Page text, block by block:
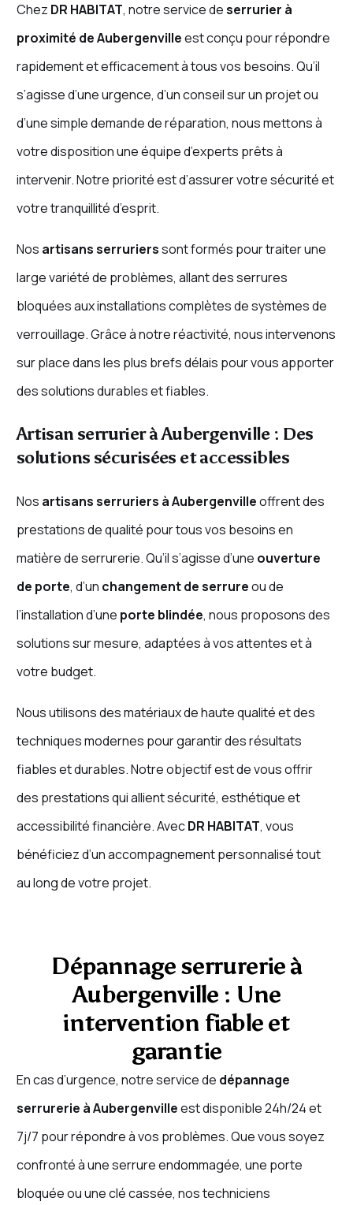
Chez DR HABITAT, notre service deserrurier à
proximité de Aubergenvilleest conçu pour répondre
rapidement et efficacement à tous vos besoins. Qu’il
s’agisse d’une urgence, d’un conseil sur un projet ou
d’une simple demande de réparation, nous mettons à
votre disposition une équipe d’experts prêts à
intervenir. Notre priorité est d’assurer votre sécurité et
votre tranquillité d’esprit.
Nos artisans serrurierssont formés pour traiter une
large variété de problèmes, allant des serrures
bloquées aux installations complètes de systèmes de
verrouillage. Grâce à notre réactivité, nous intervenons
sur place dans les plus brefs délais pour vous apporter
des solutions durables et fiables.
Artisan serrurier à Aubergenville : Des
solutions sécurisées et accessibles
Nos artisans serruriers à Aubergenvilleoffrent des
prestations de qualité pour tous vos besoins en
matière de serrurerie. Qu’il s’agisse d’une ouverture
de porte, d’un changement de serrureou de
l’installation d’une porte blindée, nous proposons des
solutions sur mesure, adaptées à vos attentes et à
votre budget.
Nous utilisons des matériaux de haute qualité et des
techniques modernes pour garantir des résultats
fiables et durables. Notre objectif est de vous offrir
des prestations qui allient sécurité, esthétique et
accessibilité financière. AvecDR HABITAT, vous
bénéficiez d’un accompagnement personnalisé tout
au long de votre projet.
Dépannage serrurerie à
Aubergenville : Une
intervention fiable et
garantie
En cas d’urgence, notre service de dépannage
serrurerie à Aubergenvilleest disponible 24h/24 et
7j/7 pour répondre à vos problèmes. Que vous soyez
confronté à une serrure endommagée, une porte
bloquée ou une clé cassée, nos techniciens